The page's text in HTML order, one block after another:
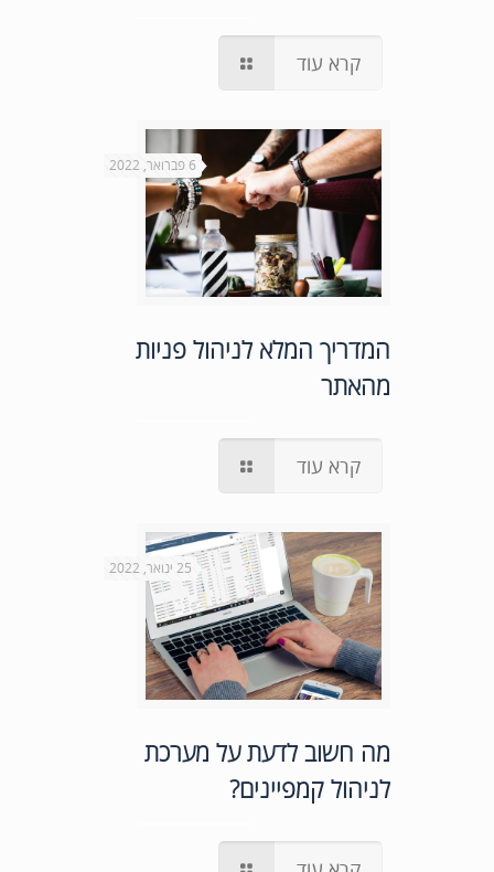
קרא עוד
6 פברואר, 2022
המדריך המלא לניהול פניות
מהאתר
קרא עוד
25 ינואר, 2022
מה חשוב לדעת על מערכת
לניהול קמפיינים?